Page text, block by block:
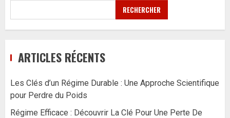
RECHERCHER
ARTICLES RÉCENTS
Les Clés d’un Régime Durable : Une Approche Scientifique
pour Perdre du Poids
Régime Efficace : Découvrir La Clé Pour Une Perte De